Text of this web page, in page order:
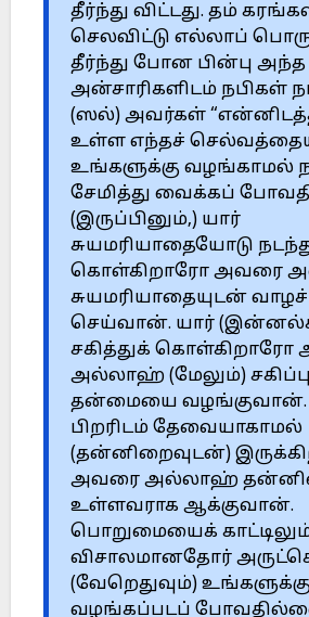
தீர்ந்து விட்டது. தம்
செலவிட்டு எல்லாப்
தீர்ந்து போன பின்பு அந்த
அன்சாரிகளிடம் நபிகள்
(ஸல்) அவர்கள்
உள்ள எந்தச்
உங்களுக்கு வழங்காமல்
சேமித்து வைக்கப்
(இருப்பினும்,) யார்
சுயமரியாதையோடு
கொள்கிறாரோ அவரை
சுயமரியாதையுடன் வாழச்
செய்வான். யார்
சகித்துக் கொள்கிறாரோ
அல்லாஹ் (மேலும்)
தன்மையை வழங்குவான்.
பிறரிடம் தேவையாகாமல்
(தன்னிறைவுடன்)
அவரை அல்லாஹ்
உள்ளவராக ஆக்குவான்.
பொறுமையைக்
விசாலமானதோர்
(வேறெதுவும்) உங்களுக்கு
வழங்கப்படப்